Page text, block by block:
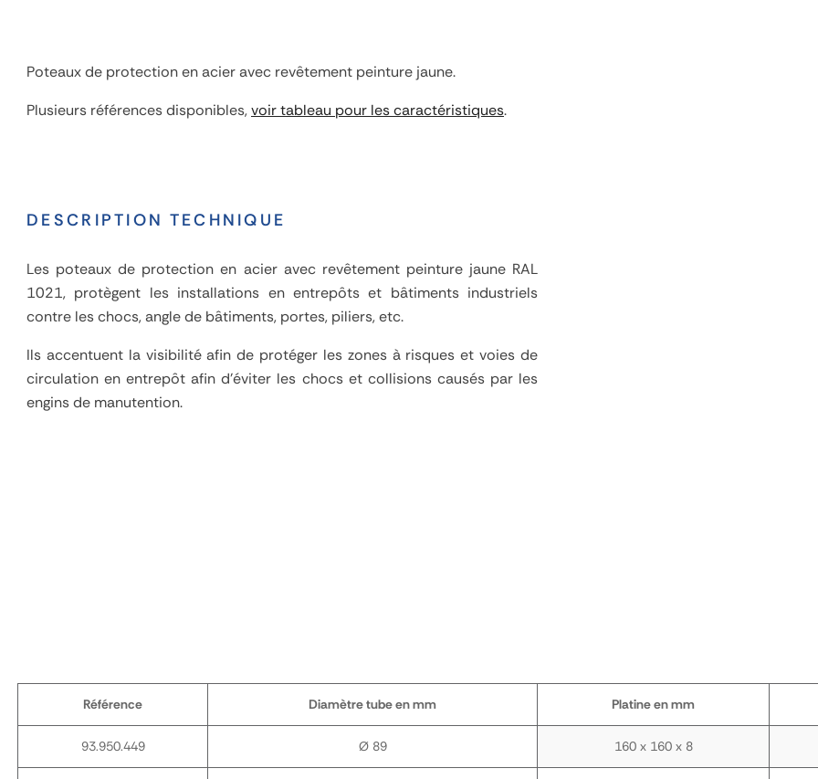
Poteaux de protection en acier avec revêtement peinture jaune.
Plusieurs références disponibles,voir tableau pour les caractéristiques.
DESCRIPTION TECHNIQUE
Les poteaux de protection en acier avec revêtement peinture jaune RAL
1021, protègent les installations en entrepôts et bâtiments industriels
contre les chocs, angle de bâtiments, portes, piliers, etc.
Ils accentuent la visibilité afin de protéger les zones à risques et voies de
circulation en entrepôt afin d'éviter les chocs et collisions causés par les
engins de manutention.
Référence Diamètre tube en mm Platine en mm
93.950.449 Ø 89 160 x 160 x 8